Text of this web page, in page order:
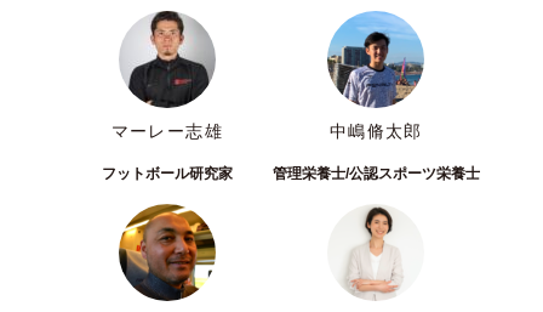
マーレー志雄 中嶋脩太郎
フットボール研究家 管理栄養士/公認スポーツ栄養士